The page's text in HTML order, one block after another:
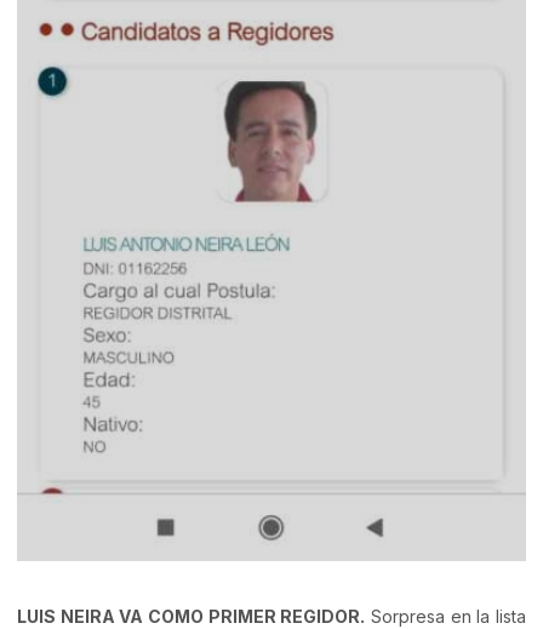
LUIS NEIRA VA COMO PRIMER REGIDOR. Sorpresa en la lista